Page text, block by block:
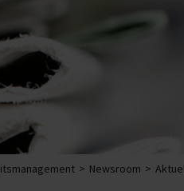
Newsroom